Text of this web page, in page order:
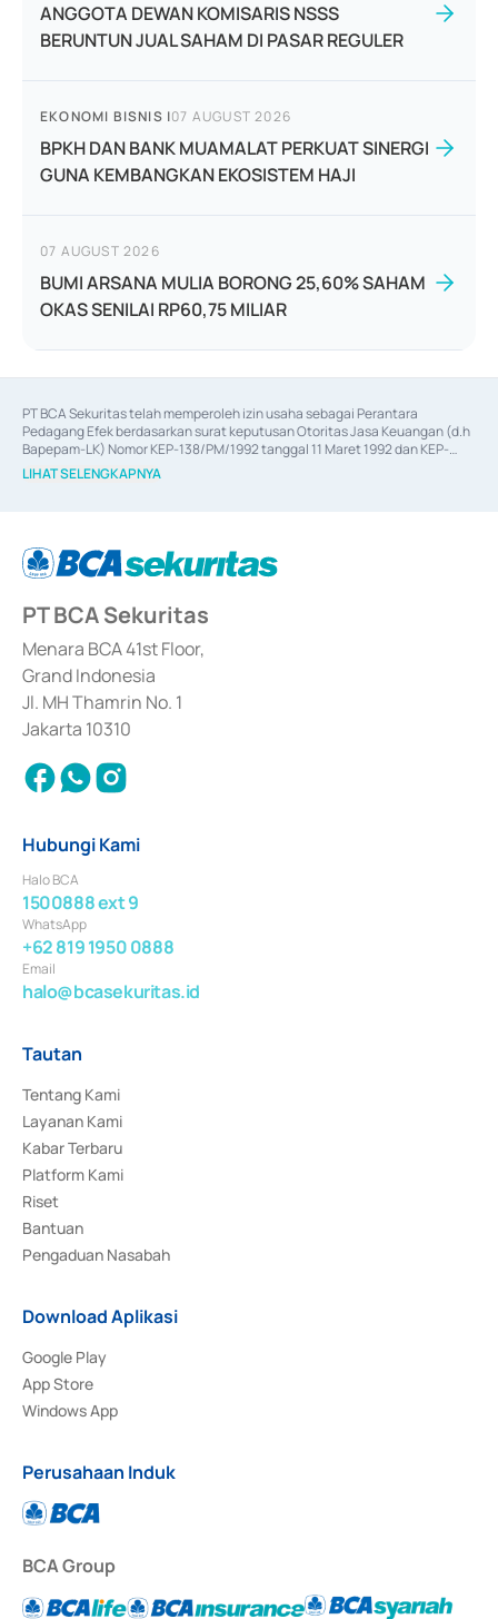
ANGGOTA DEWAN KOMISARIS NSSS
BERUNTUN JUAL SAHAM DI PASAR REGULER
EKONOMI BISNIS |07 AUGUST 2026
BPKH DAN BANK MUAMALAT PERKUAT SINERGI
GUNA KEMBANGKAN EKOSISTEM HAJI
07 AUGUST 2026
BUMI ARSANA MULIA BORONG 25,60% SAHAM
OKAS SENILAI RP60,75 MILIAR
PT BCA Sekuritas telah memperoleh izin usaha sebagai Perantara
Pedagang Efek berdasarkan surat keputusan Otoritas Jasa Keuangan (d.h
Bapepam-LK) Nomor KEP-138/PM/1992 tanggal 11 Maret 1992 dan KEP-
06/D.04/2014 tanggal 28 Februari 2014, izin usaha sebagai Penjamin Emisi
Efek berdasarkan surat keputusan Otoritas Jasa Keuangan Nomor KEP-
berdasarkan surat keputusan Otoritas Jasa Keuangan Nomor S-
67/PM.21/2017 tanggal 3 Februari 2017, dan beberapa izin usaha lainnya
Sertifikat Deposito di Pasar Uang yang izinnya diterbitkan pada tahun 2017
dan izin usaha lainnya dari Bank Indonesia sebagai Lembaga Pendukung
Penerbitan, Transaksi, serta Penatausahaan dan Penyelesaian Transaksi
Surat Berharga Komersial yang izinnya diterbitkan pada tahun 2018.
LIHAT SELENGKAPNYA
PT BCA Sekuritas
Menara BCA 41st Floor,
Grand Indonesia
Jl. MH Thamrin No. 1
Jakarta 10310
Hubungi Kami
Halo BCA
1500888 ext 9
WhatsApp
+62 819 1950 0888
Email
halo@bcasekuritas.id
Tautan
Tentang Kami
Layanan Kami
Kabar Terbaru
Platform Kami
Riset
Bantuan
Pengaduan Nasabah
Download Aplikasi
Google Play
App Store
Windows App
Perusahaan Induk
BCA Group